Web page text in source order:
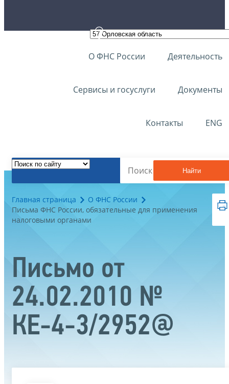
О ФНС России Деятельность
Сервисы и госуслуги Документы
Контакты ENG
Найти
Главная страница
О ФНС России
Письма ФНС России, обязательные для применения
налоговыми органами
Письмо от
24.02.2010 №
КЕ-4-3/2952@